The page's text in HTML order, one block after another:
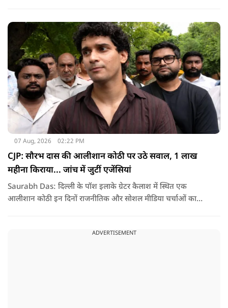
देश के सामने साफ हो रही है. और जब हारते हैं, तो रोना रोते हैं."
07 Aug, 2026 02:22 PM
CJP: सौरभ दास की आलीशान कोठी पर उठे सवाल, 1 लाख
महीना किराया... जांच में जुटीं एजेंसियां
Saurabh Das: दिल्ली के पॉश इलाके ग्रेटर कैलाश में स्थित एक
आलीशान कोठी इन दिनों राजनीतिक और सोशल मीडिया चर्चाओं का
ADVERTISEMENT